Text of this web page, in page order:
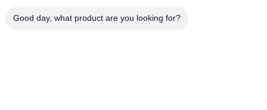
উচ্চ E / R.H মান
Good day, what product are you looking for?